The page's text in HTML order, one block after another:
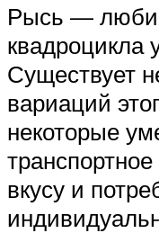
Рысь —
квадроцикла
Существует
вариаций
некоторые
вкусу и